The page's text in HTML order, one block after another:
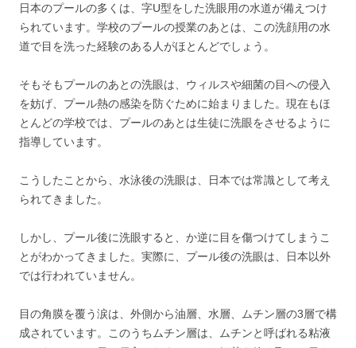
日本のプールの多くは、字U型をした洗眼用の水道が備えつけ
られています。学校のプールの授業のあとは、この洗顔用の水
道で目を洗った経験のある人がほとんどでしょう。
そもそもプールのあとの洗眼は、ウィルスや細菌の目への侵入
を妨げ、プール熱の感染を防ぐために始まりました。現在もほ
とんどの学校では、プールのあとは生徒に洗眼をさせるように
指導しています。
こうしたことから、水泳後の洗眼は、日本では常識として考え
られてきました。
しかし、プール後に洗眼すると、か逆に目を傷つけてしまうこ
とがわかってきました。実際に、プール後の洗眼は、日本以外
では行われていません。
目の角膜を覆う涙は、外側から油層、水層、ムチン層の3層で構
成されています。このうちムチン層は、ムチンと呼ばれる粘液